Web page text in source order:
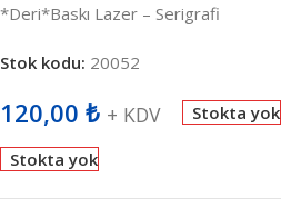
*Deri*Baskı Lazer – Serigrafi
Stok kodu: 20052
120,00 ₺ + KDV Stokta yok
Stokta yok